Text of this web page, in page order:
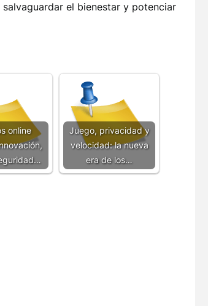
el bienestar y potenciar
online
Juego, privacidad y
velocidad: la nueva
era de los…